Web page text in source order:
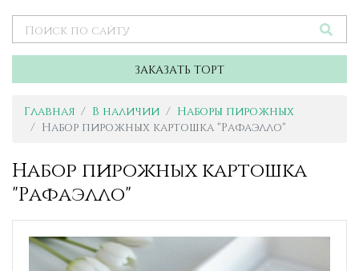
ЗАКАЗАТЬ ТОРТ
Главная В наличии
Наборы пирожных
Набор пирожных картошка "Рафаэлло"
Набор пирожных картошка
"Рафаэлло"